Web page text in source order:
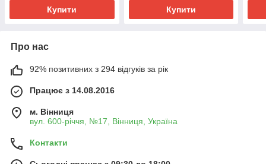
Купити Купити
Про нас
92% позитивних з 294 відгуків за рік
Працює з 14.08.2016
м. Вінниця
вул. 600-річчя, №17, Вінниця, Україна
Контакти